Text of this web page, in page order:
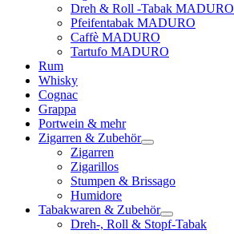
Dreh & Roll -Tabak MADURO
Pfeifentabak MADURO
Caffè MADURO
Tartufo MADURO
Rum
Whisky
Cognac
Grappa
Portwein & mehr
Zigarren & Zubehör
Zigarren
Zigarillos
Stumpen & Brissago
Humidore
Tabakwaren & Zubehör
Dreh-, Roll & Stopf-Tabak